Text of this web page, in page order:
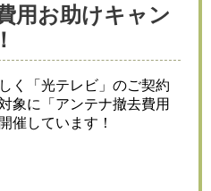
用お助けキャン
く「光テレビ」のご契約
象に「アンテナ撤去費用
催しています！